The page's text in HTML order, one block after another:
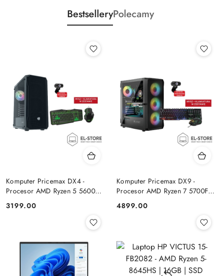
BestselleryPolecamy
Komputer Pricemax DX4 -
Procesor AMD Ryzen 5 5600G
512GB Win 11 PRO
Cena:
3199.00
Komputer Pricemax DX9 -
Procesor AMD Ryzen 7 5700F |
GeForce RTX 5050 8GB | Win
Cena:
4899.00